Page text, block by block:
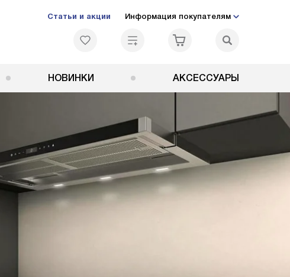
Статьи и акции Информация покупателям
НОВИНКИ АКСЕССУАРЫ